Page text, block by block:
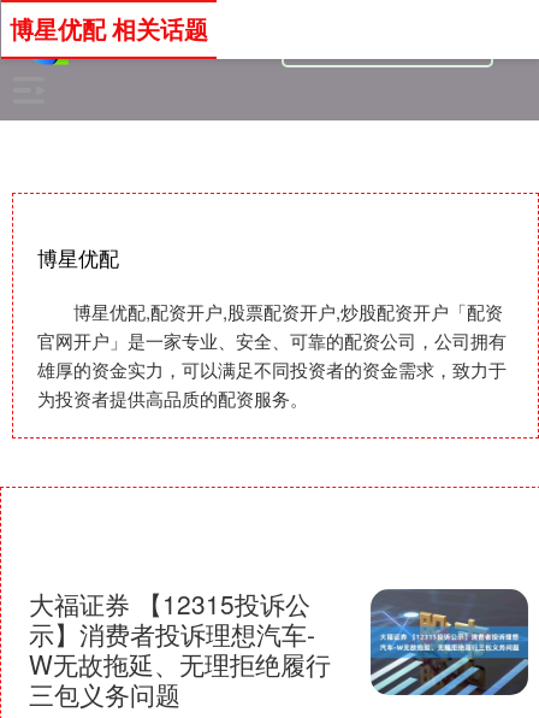
博星优配
博星优配,配资开户,股票配资开户,炒股配资开户「配资
官网开户」是一家专业、安全、可靠的配资公司，公司拥有
雄厚的资金实力，可以满足不同投资者的资金需求，致力于
为投资者提供高品质的配资服务。
博星优配 相关话题
大福证券 【12315投诉公
示】消费者投诉理想汽车-
W无故拖延、无理拒绝履行
三包义务问题